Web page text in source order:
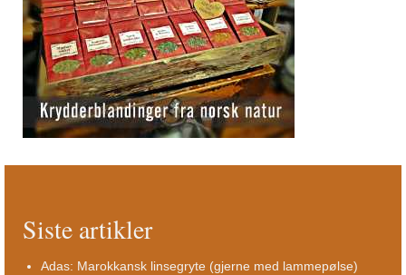
Siste artikler
Adas: Marokkansk linsegryte (gjerne med lammepølse)